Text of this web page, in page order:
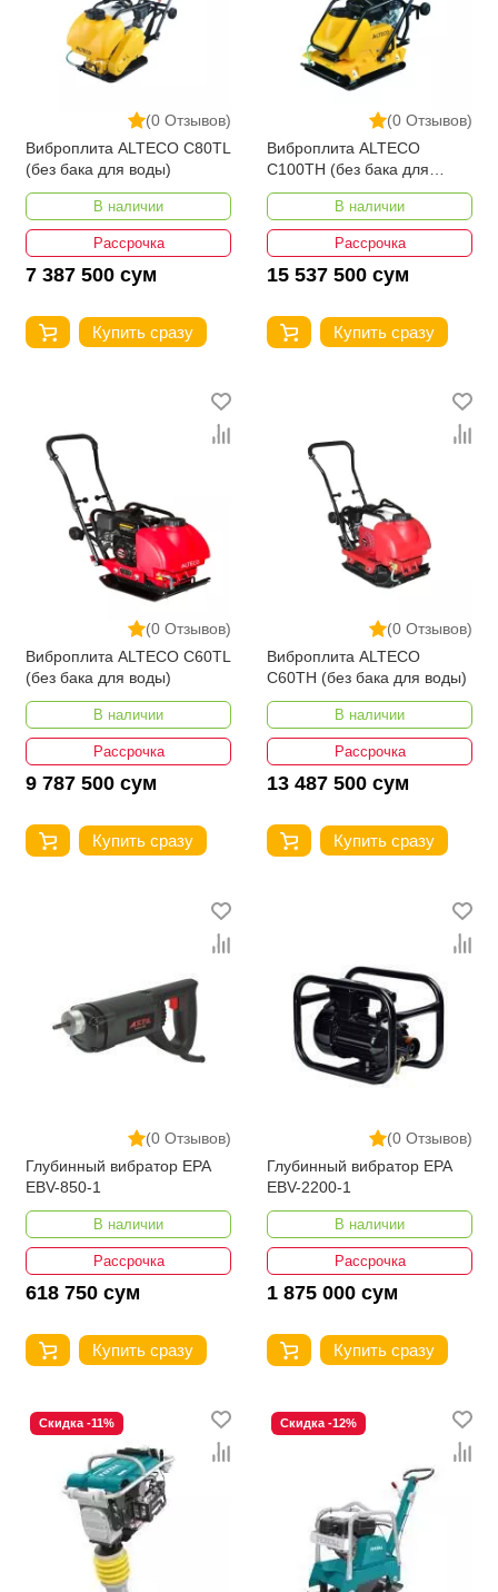
(0 Отзывов)
Виброплита ALTECO C80TL
(без бака для воды)
В наличии
Рассрочка
7 387 500 сум
Купить сразу
(0 Отзывов)
Виброплита ALTECO
C100TH (без бака для
воды)
В наличии
Рассрочка
15 537 500 сум
Купить сразу
(0 Отзывов)
Виброплита ALTECO C60TL
(без бака для воды)
В наличии
Рассрочка
9 787 500 сум
Купить сразу
(0 Отзывов)
Виброплита ALTECO
C60TH (без бака для воды)
В наличии
Рассрочка
13 487 500 сум
Купить сразу
(0 Отзывов)
Глубинный вибратор EPA
EBV-850-1
В наличии
Рассрочка
618 750 сум
Купить сразу
(0 Отзывов)
Глубинный вибратор EPA
EBV-2200-1
В наличии
Рассрочка
1 875 000 сум
Купить сразу
Скидка -11% Скидка -12%